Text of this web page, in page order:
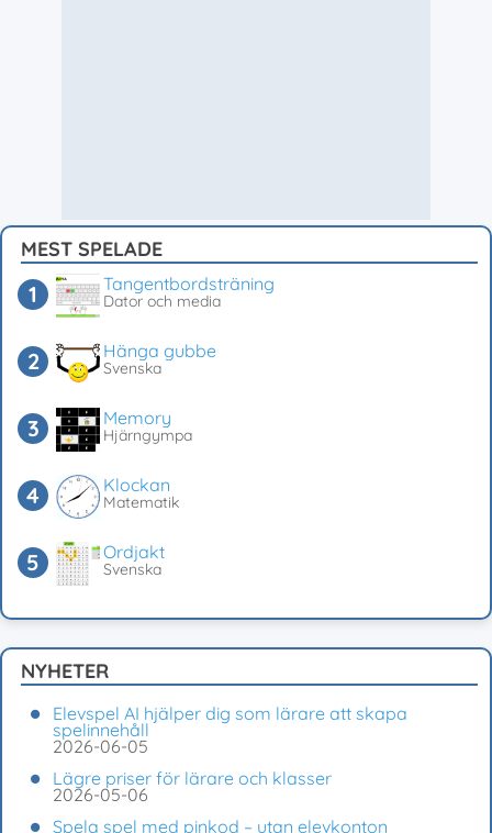
MEST SPELADE
Tangentbordsträning
Dator och media
Hänga gubbe
Svenska
Memory
Hjärngympa
Klockan
Matematik
Ordjakt
Svenska
NYHETER
Elevspel AI hjälper dig som lärare att skapa
spelinnehåll
2026-06-05
Lägre priser för lärare och klasser
2026-05-06
Spela spel med pinkod – utan elevkonton